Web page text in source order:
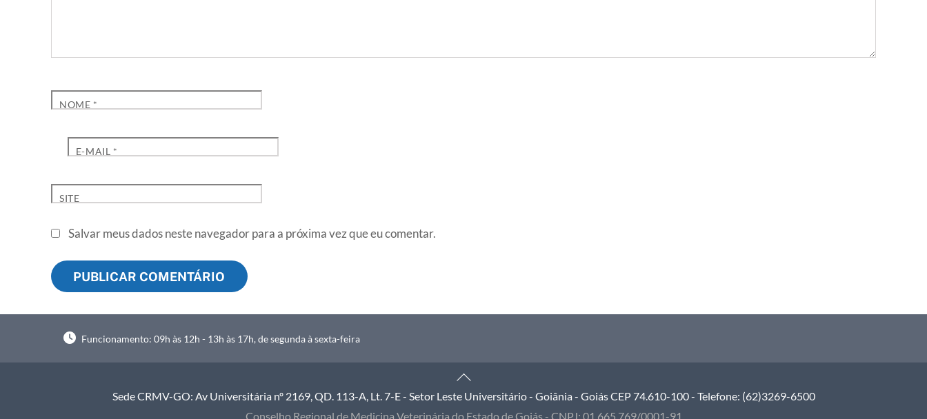
NOME *
E-MAIL *
SITE
Salvar meus dados neste navegador para a próxima vez que eu comentar.
Funcionamento: 09h às 12h - 13h às 17h, de segunda à sexta-feira
Back
To
Top
Sede CRMV-GO: Av Universitária nº 2169, QD. 113-A, Lt. 7-E - Setor Leste Universitário - Goiânia - Goiás CEP 74.610-100 - Telefone: (62)3269-6500
Conselho Regional de Medicina Veterinária do Estado de Goiás - CNPJ: 01.665.769/0001-91